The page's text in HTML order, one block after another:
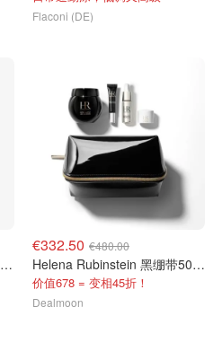
Flaconi (DE)
Helena Rubinstein 黑白绷带各15ml+眼霜5ml
€332.50 €480.00
Helena Rubinstein 黑绷带50ml+精华10ml+眼霜5ml+白绷带5ml
价值678 = 变相45折！
Dealmoon